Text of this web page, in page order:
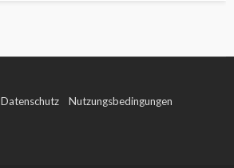
Datenschutz Nutzungsbedingungen